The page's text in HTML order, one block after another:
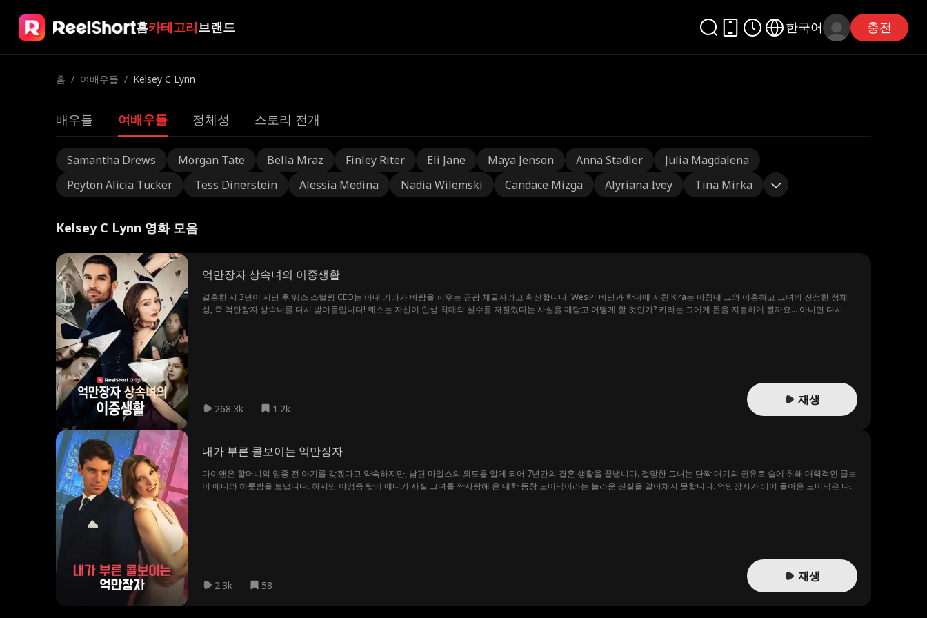
홈카테고리브랜드 한국어 충전
홈 / 여배우들 / Kelsey C Lynn
배우들 여배우들 정체성 스토리 전개
Samantha Drews Morgan Tate Bella Mraz Finley Riter Eli Jane Maya Jenson Anna Stadler
Julia Magdalena
Peyton Alicia Tucker
Tess Dinerstein Alessia Medina Nadia Wilemski Candace Mizga Alyriana Ivey Tina Mirka
Kelsey C Lynn 영화 모음
억만장자 상속녀의 이중생활
결혼한 지 3년이 지난 후 웨스 스털링 CEO는 아내 키라가 바람을 피우는 금광 채굴자라고 확신합니다. Wes의 비난과 학대에 지친 Kira는 마침내 그와 이혼하고 그녀의 진정한 정체
성, 즉 억만장자 상속녀를 다시 받아들입니다! 웨스는 자신이 인생 최대의 실수를 저질렀다는 사실을 깨닫고 어떻게 할 것인가? 키라는 그에게 돈을 지불하게 될까요... 아니면 다시 그
268.3k 1.2k
재생
내가 부른 콜보이는 억만장자
다이앤은 할머니의 임종 전 아기를 갖겠다고 약속하지만, 남편 마일스의 외도를 알게 되어 7년간의 결혼 생활을 끝냅니다. 절망한 그녀는 단짝 매기의 권유로 술에 취해 매력적인 콜보
이 에디와 하룻밤을 보냅니다. 하지만 야맹증 탓에 에디가 사실 그녀를 짝사랑해 온 대학 동창 도미닉이라는 놀라운 진실을 알아채지 못합니다. 억만장자가 되어 돌아온 도미닉은 다
2.3k 58
재생